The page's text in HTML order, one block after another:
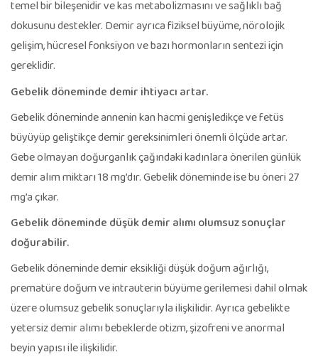
temel bir bileşenidir ve kas metabolizmasını ve sağlıklı bağ
dokusunu destekler. Demir ayrıca fiziksel büyüme, nörolojik
gelişim, hücresel fonksiyon ve bazı hormonların sentezi için
gereklidir.
Gebelik döneminde demir ihtiyacı artar.
Gebelik döneminde annenin kan hacmi genişledikçe ve fetüs
büyüyüp geliştikçe demir gereksinimleri önemli ölçüde artar.
Gebe olmayan doğurganlık çağındaki kadınlara önerilen günlük
demir alım miktarı 18 mg’dır. Gebelik döneminde ise bu öneri 27
mg’a çıkar.
Gebelik döneminde düşük demir alımı olumsuz sonuçlar
doğurabilir.
Gebelik döneminde demir eksikliği düşük doğum ağırlığı,
prematüre doğum ve intrauterin büyüme gerilemesi dahil olmak
üzere olumsuz gebelik sonuçlarıyla ilişkilidir. Ayrıca gebelikte
yetersiz demir alımı bebeklerde otizm, şizofreni ve anormal
beyin yapısı ile ilişkilidir.